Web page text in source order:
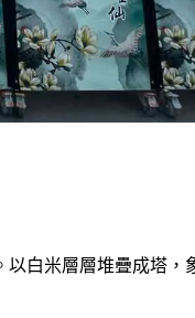
以白米層層堆疊成塔，